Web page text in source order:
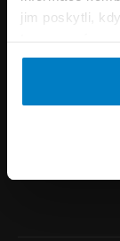
jim poskytli,
tomu prosím
ePojisteni.cz
Formuláře